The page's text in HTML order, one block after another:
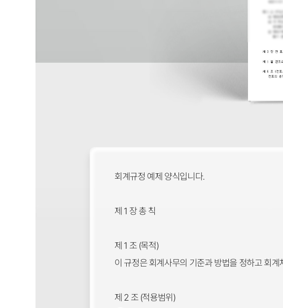
회계규정 예제 양식입니다.
제 1 장 총 칙
제 1 조 (목적)
이 규정은 회계사무의 기준과 방법을 정하고 회
제 2 조 (적용범위)